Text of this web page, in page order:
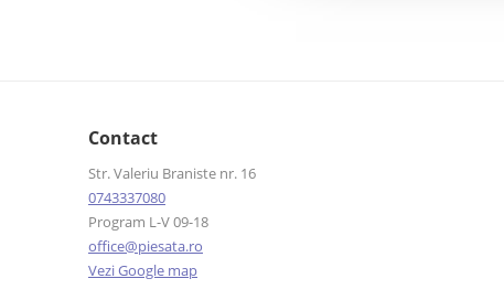
Contact
Str. Valeriu Braniste nr. 16
0743337080
Program L-V 09-18
office@piesata.ro
Vezi Google map